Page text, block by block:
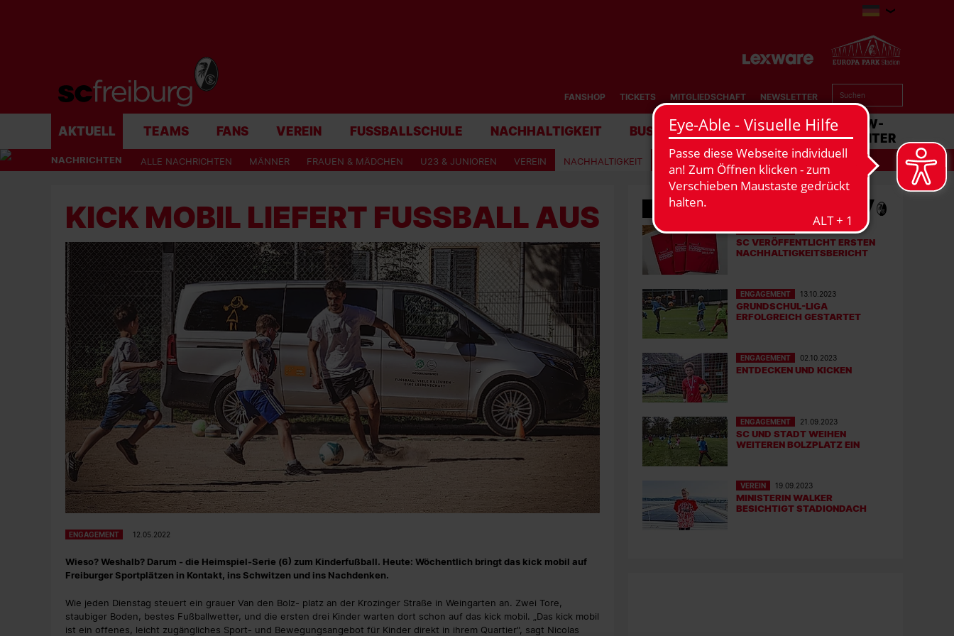
FANSHOP TICKETS MITGLIEDSCHAFT NEWSLETTER
AKTUELL TEAMS FANS VEREIN FUSSBALLSCHULE NACHHALTIGKEIT BUSINESS STADION MATCHCENTER
NACHRICHTEN ALLE NACHRICHTEN MÄNNER FRAUEN & MÄDCHEN U23 & JUNIOREN VEREIN NACHHALTIGKEIT
KICK MOBIL LIEFERT FUSSBALL AUS
ENGAGEMENT 12.05.2022
Wieso? Weshalb? Darum - die Heimspiel-Serie (6) zum Kinderfußball. Heute: Wöchentlich bringt das kick mobil auf
Freiburger Sportplätzen in Kontakt, ins Schwitzen und ins Nachdenken.
Wie jeden Dienstag steuert ein grauer Van den Bolz- platz an der Krozinger Straße in Weingarten an. Zwei Tore,
staubiger Boden, bestes Fußballwetter, und die ersten drei Kinder warten dort schon auf das kick mobil. „Das kick mobil
ist ein offenes, leicht zugängliches Sport- und Bewegungsangebot für Kinder direkt in ihrem Quartier", sagt Nicolas
ENGAGEMENT 17.10.2023
SC VERÖFFENTLICHT ERSTEN
NACHHALTIGKEITSBERICHT
ENGAGEMENT 13.10.2023
GRUNDSCHUL-LIGA
ERFOLGREICH GESTARTET
ENGAGEMENT 02.10.2023
ENTDECKEN UND KICKEN
ENGAGEMENT 21.09.2023
SC UND STADT WEIHEN
WEITEREN BOLZPLATZ EIN
VEREIN 19.09.2023
MINISTERIN WALKER
BESICHTIGT STADIONDACH